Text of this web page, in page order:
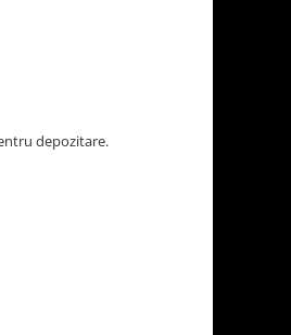
depozitare.